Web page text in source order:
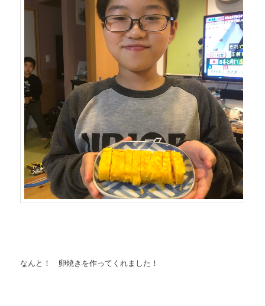
なんと！ 卵焼きを作ってくれました！